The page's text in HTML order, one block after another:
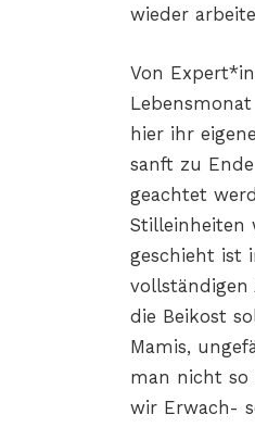
wieder
Von
hier ihr
sanft zu
geachtet
Stilleinheiten
geschieht ist
vollständigen
die Beikost
Mamis,
man nicht so
wir Erwach-